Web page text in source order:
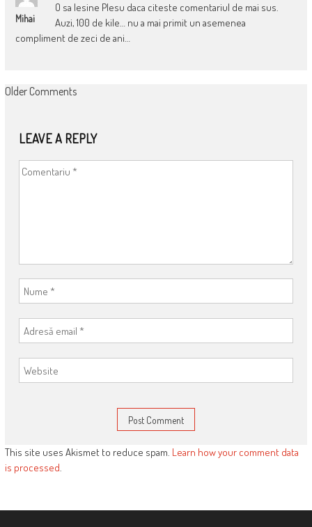
Mihai
O sa lesine Plesu daca citeste comentariul de mai sus.
Auzi, 100 de kile… nu a mai primit un asemenea
compliment de zeci de ani…
COMMENT
Older Comments
LEAVE A REPLY
This site uses Akismet to reduce spam. Learn how your comment data
is processed.